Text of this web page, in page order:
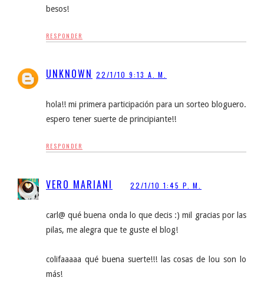
besos!
RESPONDER
UNKNOWN 22/1/10 9:13 A. M.
hola!! mi primera participación para un sorteo bloguero.
espero tener suerte de principiante!!
RESPONDER
VERO MARIANI 22/1/10 1:45 P. M.
carl@ qué buena onda lo que decis :) mil gracias por las
pilas, me alegra que te guste el blog!
colifaaaaa qué buena suerte!!! las cosas de lou son lo
más!